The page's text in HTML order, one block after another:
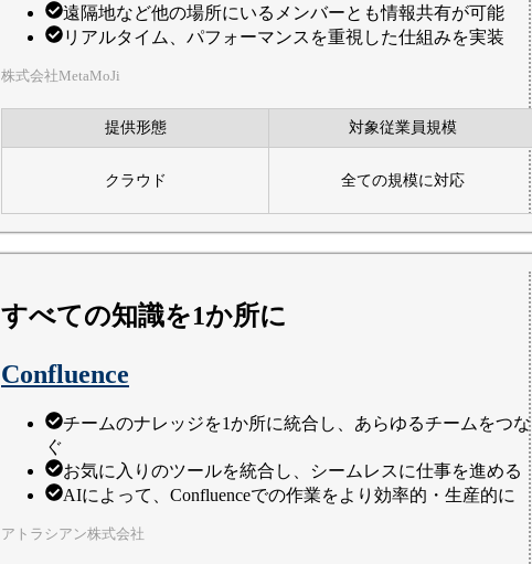
遠隔地など他の場所にいるメンバーとも情報共有が可能
リアルタイム、パフォーマンスを重視した仕組みを実装
株式会社MetaMoJi
提供形態 対象従業員規模
クラウド 全ての規模に対応
すべての知識を1か所に
Confluence
チームのナレッジを1か所に統合し、あらゆるチームをつな
ぐ
お気に入りのツールを統合し、シームレスに仕事を進める
AIによって、Confluenceでの作業をより効率的・生産的に
アトラシアン株式会社